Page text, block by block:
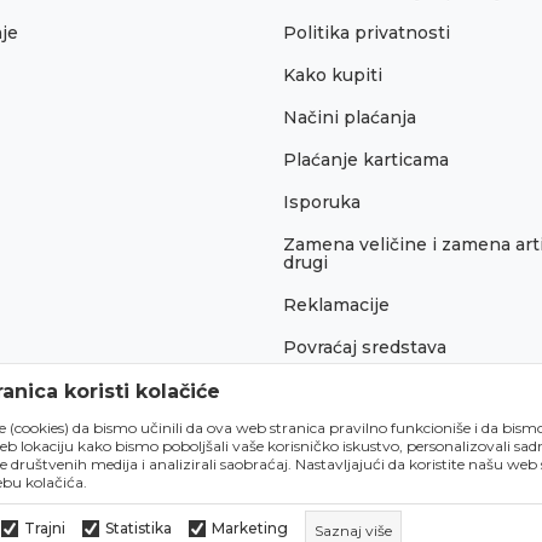
Politika privatnosti
Kako kupiti
Načini plaćanja
Plaćanje karticama
Isporuka
Zamena veličine i zamena
drugi
Reklamacije
Povraćaj sredstava
koristi kolačiće
(cookies) da bismo učinili da ova web stranica pravilno funkcioniše i da
lokaciju kako bismo poboljšali vaše korisničko iskustvo, personalizovali
društvenih medija i analizirali saobraćaj. Nastavljajući da koristite našu web
kolačića.
Trajni Statistika Marketing Saznaj više